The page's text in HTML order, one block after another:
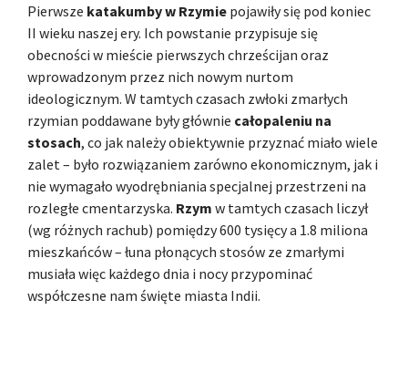
Pierwsze katakumby w Rzymie pojawiły się pod koniec
II wieku naszej ery. Ich powstanie przypisuje się
obecności w mieście pierwszych chrześcijan oraz
wprowadzonym przez nich nowym nurtom
ideologicznym. W tamtych czasach zwłoki zmarłych
rzymian poddawane były głównie całopaleniu na
stosach, co jak należy obiektywnie przyznać miało wiele
zalet – było rozwiązaniem zarówno ekonomicznym, jak i
nie wymagało wyodrębniania specjalnej przestrzeni na
rozległe cmentarzyska. Rzym w tamtych czasach liczył
(wg różnych rachub) pomiędzy 600 tysięcy a 1.8 miliona
mieszkańców – łuna płonących stosów ze zmarłymi
musiała więc każdego dnia i nocy przypominać
współczesne nam święte miasta Indii.